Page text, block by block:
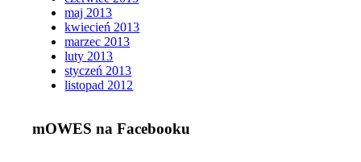
maj 2013
kwiecień 2013
marzec 2013
luty 2013
styczeń 2013
listopad 2012
mOWES na Facebooku